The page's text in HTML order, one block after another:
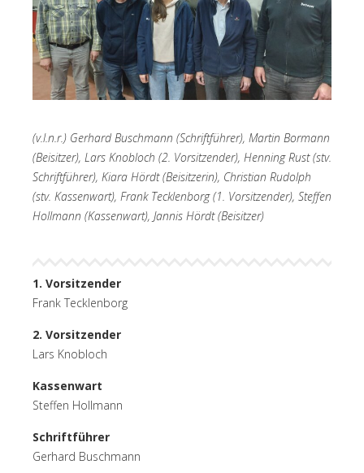
(v.l.n.r.) Gerhard Buschmann (Schriftführer), Martin Bormann
(Beisitzer), Lars Knobloch (2. Vorsitzender), Henning Rust (stv.
Schriftführer), Kiara Hördt (Beisitzerin), Christian Rudolph
(stv. Kassenwart), Frank Tecklenborg (1. Vorsitzender), Steffen
Hollmann (Kassenwart), Jannis Hördt (Beisitzer)
1. Vorsitzender
Frank Tecklenborg
2. Vorsitzender
Lars Knobloch
Kassenwart
Steffen Hollmann
Schriftführer
Gerhard Buschmann